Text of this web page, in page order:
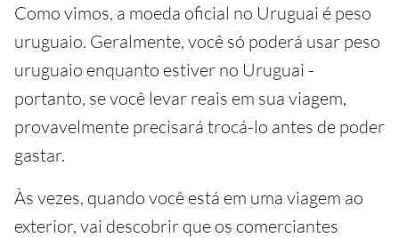
Como vimos, a moeda oficial no Uruguai é peso
uruguaio. Geralmente, você só poderá usar peso
uruguaio enquanto estiver no Uruguai -
portanto, se você levar reais em sua viagem,
provavelmente precisará trocá-lo antes de poder
gastar.
Às vezes, quando você está em uma viagem ao
exterior, vai descobrir que os comerciantes